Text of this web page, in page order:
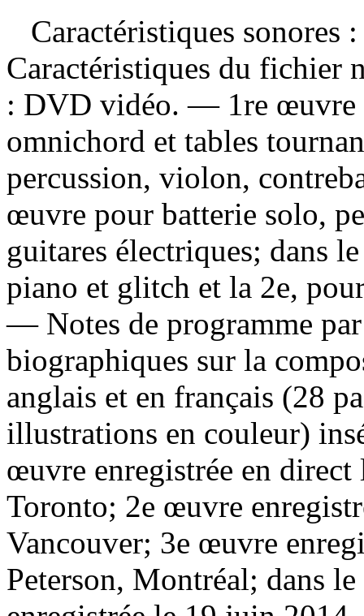
Caractéristiques
Caractéristiques du fichier
: DVD vidéo. — 1re œuvre
omnichord et tables
percussion, violon,
œuvre pour batterie solo,
guitares électriques; dans
piano et glitch et la 2e,
— Notes de programme
biographiques sur la
anglais et en français (28
illustrations en couleur)
œuvre enregistrée en
Toronto; 2e œuvre
Vancouver; 3e œuvre
Peterson, Montréal; dans